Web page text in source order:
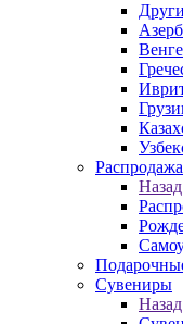
Распродажа
Назад
Сувениры
Назад